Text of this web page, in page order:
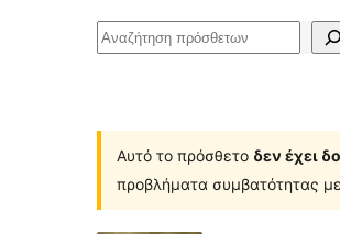
Αναζήτηση
Αυτό το πρόσθετο δεν έχει
προβλήματα συμβατότητας